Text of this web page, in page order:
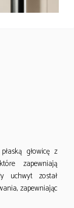
głowicę z
zapewniają
uchwyt został
zapewniając